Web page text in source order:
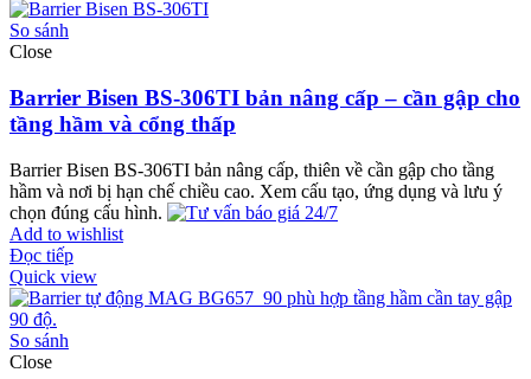
So sánh
Close
Barrier Bisen BS-306TI bản nâng cấp – cần gập cho
tầng hầm và cổng thấp
Barrier Bisen BS-306TI bản nâng cấp, thiên về cần gập cho tầng
hầm và nơi bị hạn chế chiều cao. Xem cấu tạo, ứng dụng và lưu ý
chọn đúng cấu hình.
Add to wishlist
Đọc tiếp
Quick view
So sánh
Close